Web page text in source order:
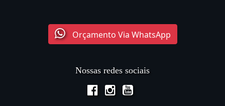
Orçamento Via WhatsApp
Nossas redes sociais